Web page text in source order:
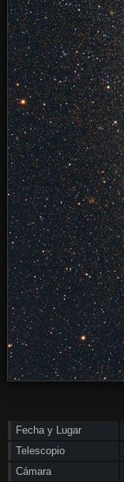
Fecha y Lugar
Telescopio
Cámara